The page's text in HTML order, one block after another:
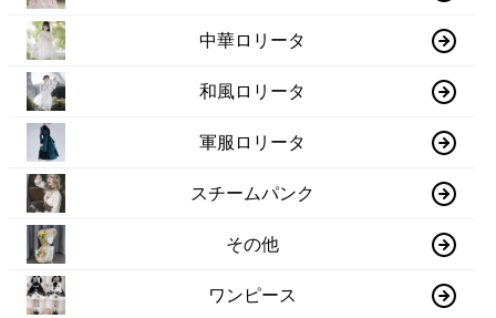
中華ロリータ
和風ロリータ
軍服ロリータ
スチームパンク
その他
ワンピース